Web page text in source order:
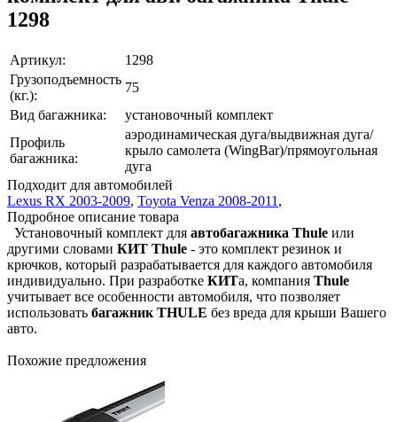
1298
Артикул:
1298
Грузоподъемность
(кг.):
75
Вид багажника:
установочный комплект
Профиль
багажника:
аэродинамическая дуга/выдвижная дуга/
крыло самолета (WingBar)/прямоугольная
дуга
Подходит для автомобилей
Lexus RX 2003-2009, Toyota Venza 2008-2011 ,
Подробное описание товара
Установочный комплект для автобагажника Thule или
другими словами КИТ Thule - это комплект резинок и
крючков, который разрабатывается для каждого автомобиля
индивидуально. При разработке КИТа, компания Thule
учитывает все особенности автомобиля, что позволяет
использовать багажник THULE без вреда для крыши Вашего
авто.
Похожие предложения